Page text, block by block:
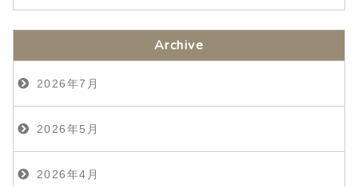
Archive
2026年7月
2026年5月
2026年4月